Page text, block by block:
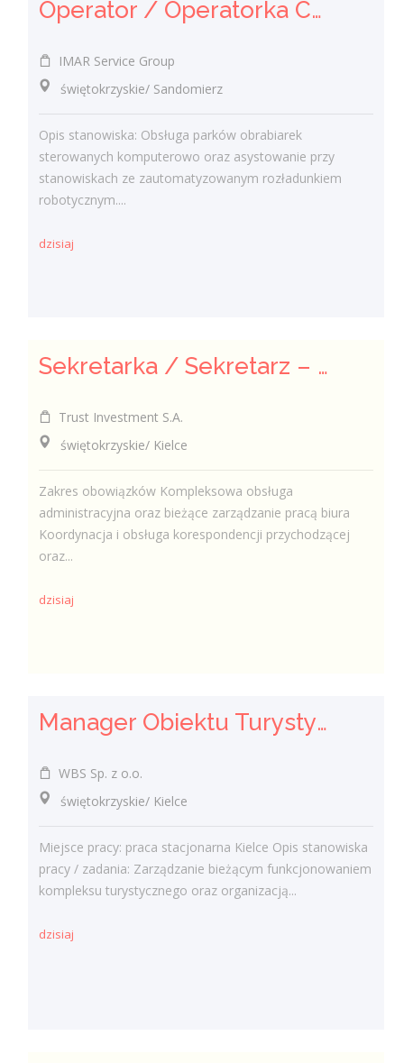
Operator / Operatorka CNC (K/M)
IMAR Service Group
świętokrzyskie/ Sandomierz
Opis stanowiska: Obsługa parków obrabiarek
sterowanych komputerowo oraz asystowanie przy
stanowiskach ze zautomatyzowanym rozładunkiem
robotycznym....
dzisiaj
Sekretarka / Sekretarz – Obsługa biura
Trust Investment S.A.
świętokrzyskie/ Kielce
Zakres obowiązków Kompleksowa obsługa
administracyjna oraz bieżące zarządzanie pracą biura
Koordynacja i obsługa korespondencji przychodzącej
oraz...
dzisiaj
Manager Obiektu Turystycznego (k/m/n)
WBS Sp. z o.o.
świętokrzyskie/ Kielce
Miejsce pracy: praca stacjonarna Kielce Opis stanowiska
pracy / zadania: Zarządzanie bieżącym funkcjonowaniem
kompleksu turystycznego oraz organizacją...
dzisiaj